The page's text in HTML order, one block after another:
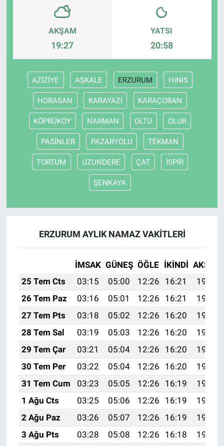
AKŞAM
19:27
YATSI
20:58
AZİZİYE AŞKALE ERZURUM HINIS
HORASAN KARAYAZI KARAÇOBAN
KÖPRÜKÖY NARMAN OLTU OLUR
PASİNLER PAZARYOLU TEKMAN
TORTUM UZUNDERE ÇAT İSPİR
ŞENKAYA
ERZURUM AYLIK NAMAZ VAKITLERI
İMSAK GÜNEŞ ÖĞLE İKINDI AKŞAM
25 Tem Cts
03:15 05:00 12:26 16:21
19:43
26 Tem Paz
03:16 05:01 12:26 16:21
19:42
27 Tem Pts
03:18 05:02 12:26 16:20
19:41
28 Tem Sal
03:19 05:03 12:26 16:20
19:40
29 Tem Çar
03:21 05:04 12:26 16:20
19:39
30 Tem Per
03:22 05:04 12:26 16:20
19:38
31 Tem Cum
03:23 05:05 12:26 16:19
19:37
1 Ağu Cts
03:25 05:06 12:26 16:19
19:36
2 Ağu Paz
03:26 05:07 12:26 16:19
19:35
3 Ağu Pts
03:28 05:08 12:26 16:18
19:34